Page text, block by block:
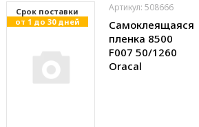
Cрок поставки
от 1 до 30 дней
Артикул: 508666
Самоклеящаяся
пленка 8500
F007 50/1260
Oracal